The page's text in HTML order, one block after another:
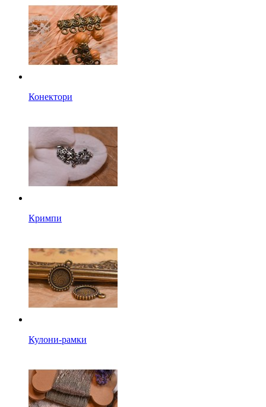
Конектори
Кримпи
Кулони-рамки